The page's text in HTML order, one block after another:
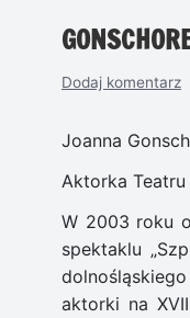
Dodaj komentarz
Joanna
Aktorka
W 2003 roku
spektaklu
aktorki na